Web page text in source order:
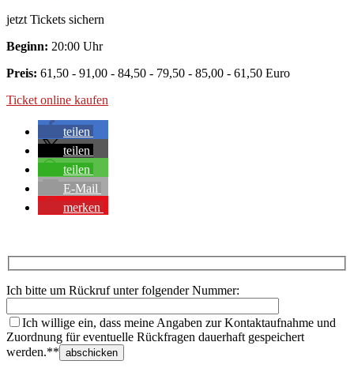
jetzt Tickets sichern
Beginn: 20:00 Uhr
Preis: 61,50 - 91,00 - 84,50 - 79,50 - 85,00 - 61,50 Euro
Ticket online kaufen
teilen
teilen
teilen
E-Mail
merken
Ich bitte um Rückruf unter folgender Nummer:
Ich willige ein, dass meine Angaben zur Kontaktaufnahme und
Zuordnung für eventuelle Rückfragen dauerhaft gespeichert
werden.**